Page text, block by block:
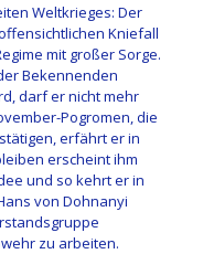
Weltkrieges: Der
Kniefall
mit großer Sorge.
Bekennenden
darf er nicht mehr
Pogromen, die
erfährt er in
erscheint ihm
und so kehrt er in
von Dohnanyi
zu arbeiten.